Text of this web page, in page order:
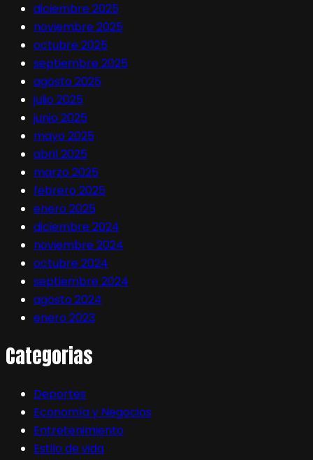
diciembre 2025
noviembre 2025
octubre 2025
septiembre 2025
agosto 2025
julio 2025
junio 2025
mayo 2025
abril 2025
marzo 2025
febrero 2025
enero 2025
diciembre 2024
noviembre 2024
octubre 2024
septiembre 2024
agosto 2024
enero 2023
Categorias
Deportes
Economía y Negocios
Entretenimiento
Estilo de vida